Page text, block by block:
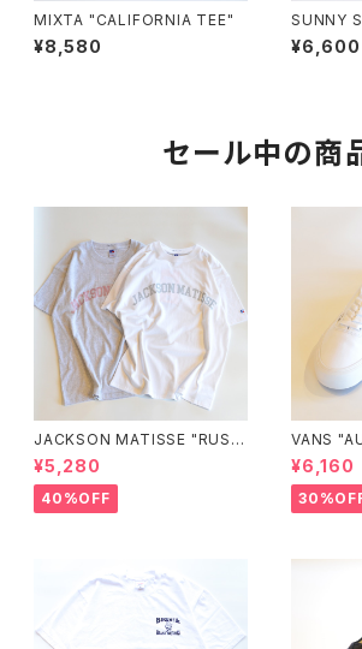
MIXTA "CALIFORNIA TEE"
¥8,580
SUNNY
ch
¥6,600
セール中の商
JACKSON MATISSE "RUSS
ELL ATHLETIC×JM Logo T
ee"
¥5,280
40%OFF
VANS
¥6,160